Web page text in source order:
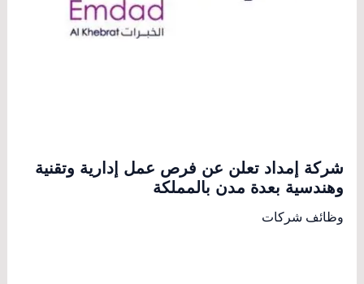
شركة إمداد تعلن عن فرص عمل إدارية وتقنية
وهندسية بعدة مدن بالمملكة
وظائف شركات